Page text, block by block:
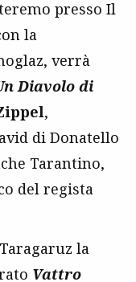
presso Il
la
verrà
Diavolo di
,
di Donatello
Tarantino,
del regista
la
Vattro